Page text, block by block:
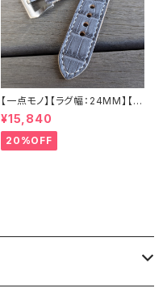
【一点モノ】【ラグ幅：24MM】【手
縫い】【ストレート型】【2P-ALG
Y24S-1】アリゲーター 腹ワニ
グレー 国産なめしの本革 下地
オイル仕立てのヌメ革 ハンドメ
¥15,840
20%OFF